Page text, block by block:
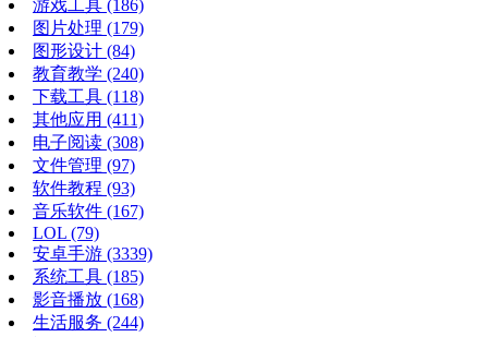
游戏工具 (186)
图片处理 (179)
图形设计 (84)
教育教学 (240)
下载工具 (118)
其他应用 (411)
电子阅读 (308)
文件管理 (97)
软件教程 (93)
音乐软件 (167)
LOL (79)
安卓手游 (3339)
系统工具 (185)
影音播放 (168)
生活服务 (244)